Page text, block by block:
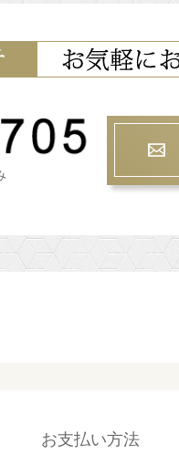
お支払い方法